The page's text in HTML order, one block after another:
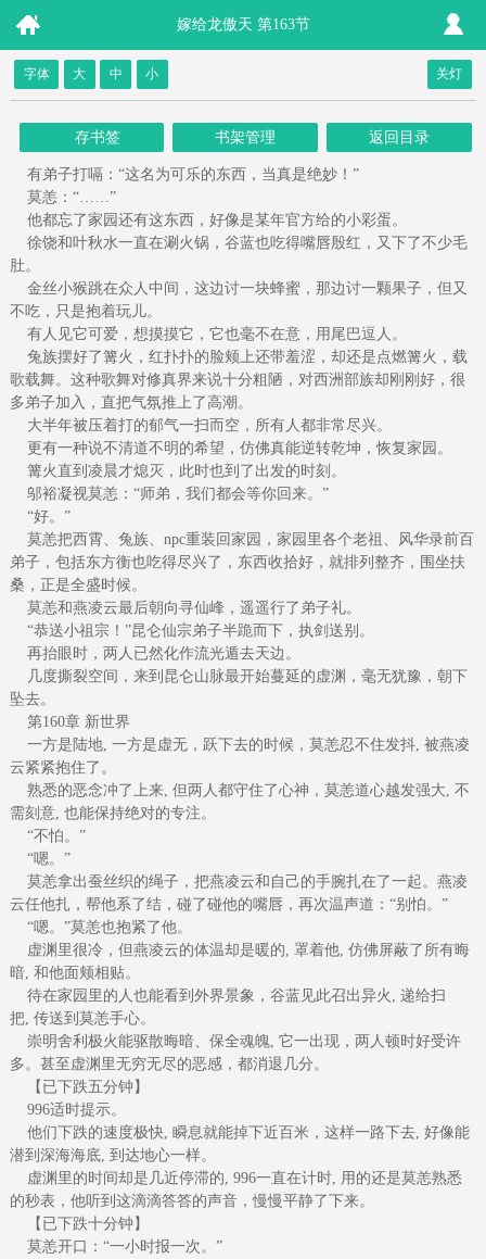
嫁给龙傲天 第163节
字体 大 中 小 关灯
存书签 书架管理 返回目录
有弟子打嗝：“这名为可乐的东西，当真是绝妙！”
莫恙：“……”
他都忘了家园还有这东西，好像是某年官方给的小彩蛋。
徐饶和叶秋水一直在涮火锅，谷蓝也吃得嘴唇殷红，又下了不少毛
肚。
金丝小猴跳在众人中间，这边讨一块蜂蜜，那边讨一颗果子，但又
不吃，只是抱着玩儿。
有人见它可爱，想摸摸它，它也毫不在意，用尾巴逗人。
兔族摆好了篝火，红扑扑的脸颊上还带羞涩，却还是点燃篝火，载
歌载舞。这种歌舞对修真界来说十分粗陋，对西洲部族却刚刚好，很
多弟子加入，直把气氛推上了高潮。
大半年被压着打的郁气一扫而空，所有人都非常尽兴。
更有一种说不清道不明的希望，仿佛真能逆转乾坤，恢复家园。
篝火直到凌晨才熄灭，此时也到了出发的时刻。
邬裕凝视莫恙：“师弟，我们都会等你回来。”
“好。”
莫恙把西霄、兔族、npc重装回家园，家园里各个老祖、风华录前百
弟子，包括东方衡也吃得尽兴了，东西收拾好，就排列整齐，围坐扶
桑，正是全盛时候。
莫恙和燕凌云最后朝向寻仙峰，遥遥行了弟子礼。
“恭送小祖宗！”昆仑仙宗弟子半跪而下，执剑送别。
再抬眼时，两人已然化作流光遁去天边。
几度撕裂空间，来到昆仑山脉最开始蔓延的虚渊，毫无犹豫，朝下
坠去。
第160章 新世界
一方是陆地, 一方是虚无，跃下去的时候，莫恙忍不住发抖, 被燕凌
云紧紧抱住了。
熟悉的恶念冲了上来, 但两人都守住了心神，莫恙道心越发强大, 不
需刻意, 也能保持绝对的专注。
“不怕。”
“嗯。”
莫恙拿出蚕丝织的绳子，把燕凌云和自己的手腕扎在了一起。燕凌
云任他扎，帮他系了结，碰了碰他的嘴唇，再次温声道：“别怕。”
“嗯。”莫恙也抱紧了他。
虚渊里很冷，但燕凌云的体温却是暖的, 罩着他, 仿佛屏蔽了所有晦
暗, 和他面颊相贴。
待在家园里的人也能看到外界景象，谷蓝见此召出异火, 递给扫
把, 传送到莫恙手心。
崇明舍利极火能驱散晦暗、保全魂魄, 它一出现，两人顿时好受许
多。甚至虚渊里无穷无尽的恶感，都消退几分。
【已下跌五分钟】
996适时提示。
他们下跌的速度极快, 瞬息就能掉下近百米，这样一路下去, 好像能
潜到深海海底, 到达地心一样。
虚渊里的时间却是几近停滞的, 996一直在计时, 用的还是莫恙熟悉
的秒表，他听到这滴滴答答的声音，慢慢平静了下来。
【已下跌十分钟】
莫恙开口：“一小时报一次。”